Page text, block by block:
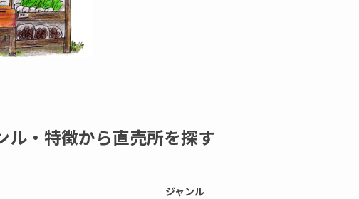
ル・特徴から直売所を探す
ジャンル